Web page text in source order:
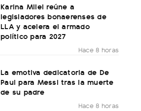
Karina Milei reúne a
legisladores bonaerenses de
LLA y acelera el armado
político para 2027
Hace 8 horas
La emotiva dedicatoria de De
Paul para Messi tras la muerte
de su padre
Hace 8 horas